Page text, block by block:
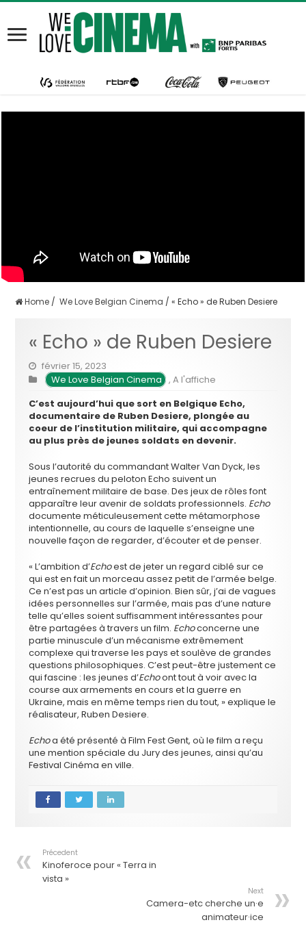
Home / We Love Belgian Cinema / « Echo » de Ruben Desiere
« Echo » de Ruben Desiere
février 15, 2023
We Love Belgian Cinema ,A l'affiche
C’est aujourd’hui que sort en Belgique Echo,
documentaire de Ruben Desiere, plongée au
coeur de l’institution militaire, qui accompagne
au plus près de jeunes soldats en devenir.
Sous l’autorité du commandant Walter Van Dyck, les
jeunes recrues du peloton Echo suivent un
entraînement militaire de base. Des jeux de rôles font
apparaître leur avenir de soldats professionnels. Echo
documente méticuleusement cette métamorphose
intentionnelle, au cours de laquelle s’enseigne une
nouvelle façon de regarder, d’écouter et de penser.
«L’ambition d’Echoest de jeter un regard ciblé sur ce
qui est en fait un morceau assez petit de l’armée belge.
Ce n’est pas un article d’opinion. Bien sûr, j’ai de vagues
idées personnelles sur l’armée, mais pas d’une nature
telle qu’elles soient suffisamment intéressantes pour
être partagées à travers un film. Echoconcerne une
partie minuscule d’un mécanisme extrêmement
complexe qui traverse les pays et soulève de grandes
questions philosophiques. C’est peut-être justement ce
qui fascine : les jeunes d’Echoont tout à voir avec la
course aux armements en cours et la guerre en
Ukraine, mais en même temps rien du tout, »explique le
réalisateur, Ruben Desiere.
Echoa été présenté à Film Fest Gent, où le film a reçu
une mention spéciale du Jury des jeunes, ainsi qu’au
Festival Cinéma en ville.
Précedent
Kinoferoce pour « Terra in
vista »
Next
Camera-etc cherche un·e
animateur·ice